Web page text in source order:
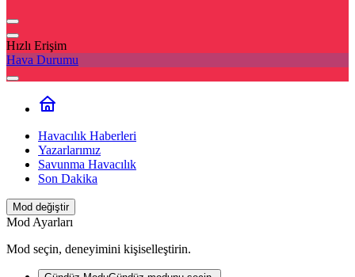
Hızlı Erişim
Hava Durumu
Havacılık Haberleri
Yazarlarımız
Savunma Havacılık
Son Dakika
Mod değiştir
Mod Ayarları
Mod seçin, deneyimini kişiselleştirin.